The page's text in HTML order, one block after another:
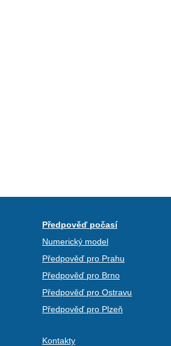
Předpověď počasí
Numerický model
Předpověď pro Prahu
Předpověď pro Brno
Předpověď pro Ostravu
Předpověď pro Plzeň
Kontakty